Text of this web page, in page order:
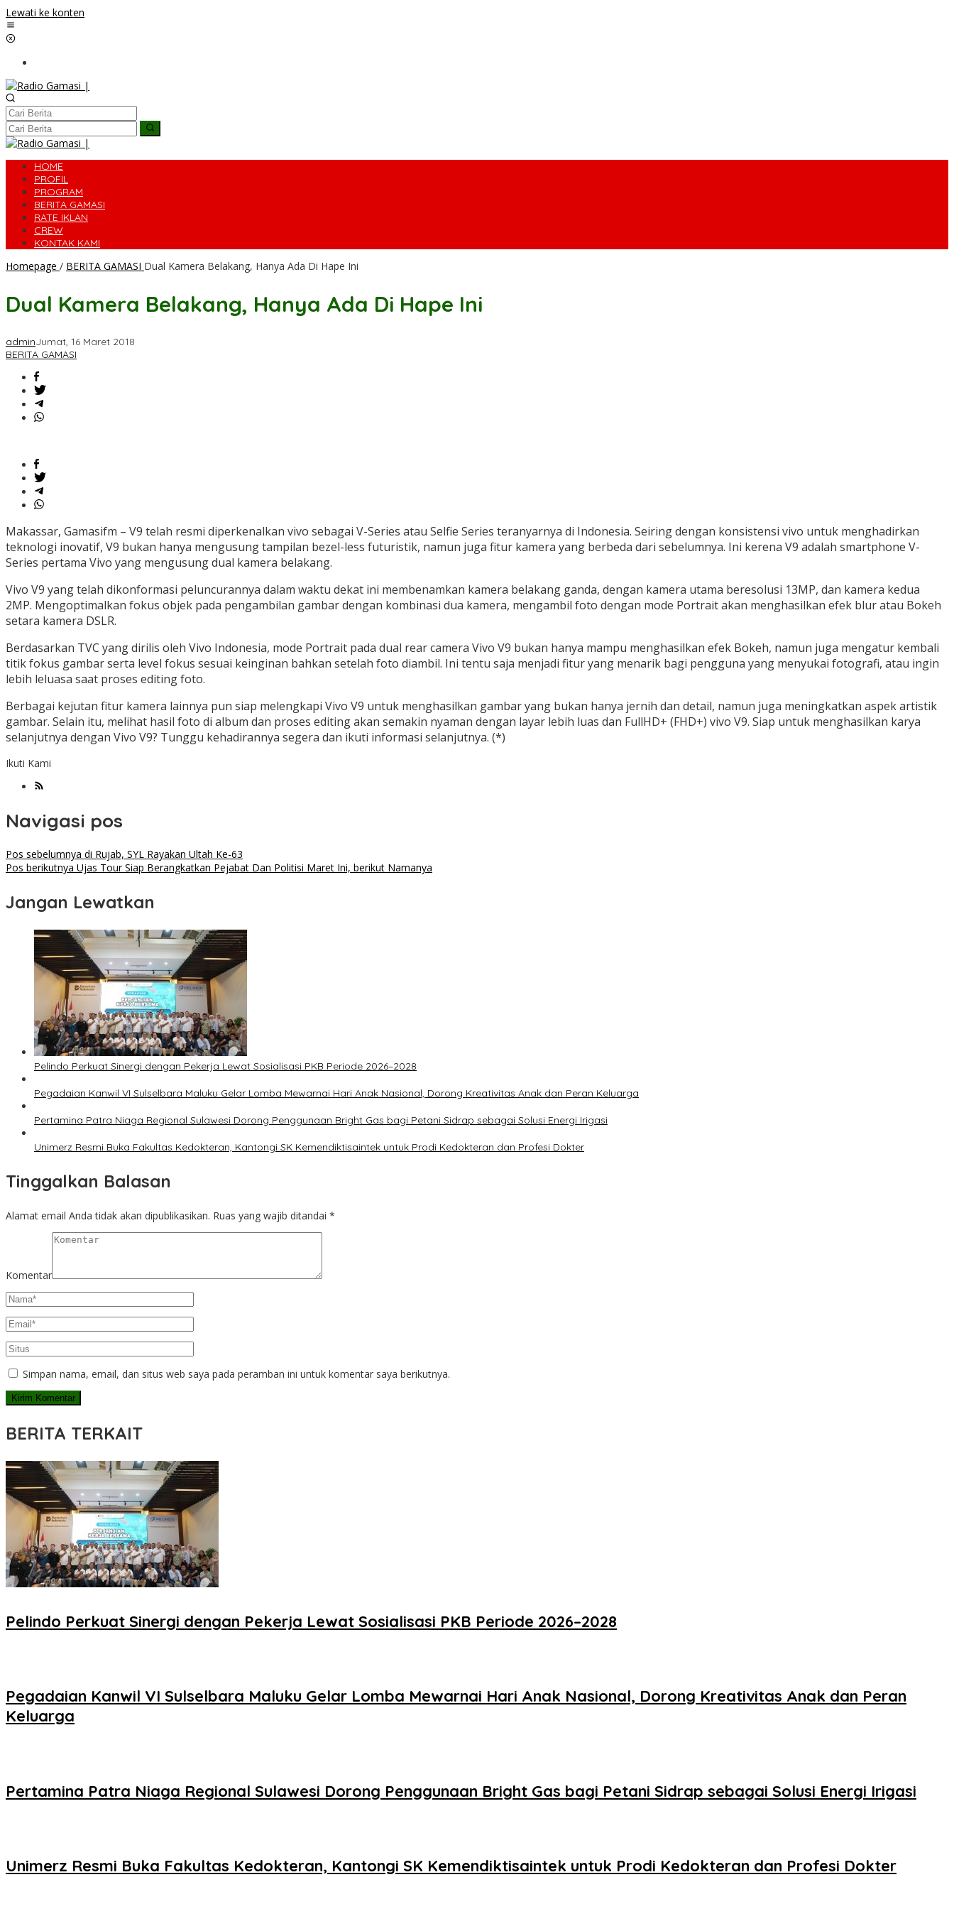
Lewati ke konten
HOME
PROFIL
PROGRAM
BERITA GAMASI
RATE IKLAN
CREW
KONTAK KAMI
Homepage / BERITA GAMASI Dual Kamera Belakang, Hanya Ada Di Hape Ini
Dual Kamera Belakang, Hanya Ada Di Hape Ini
adminJumat, 16 Maret 2018
BERITA GAMASI
Makassar, Gamasifm – V9 telah resmi diperkenalkan vivo sebagai V-Series atau Selfie Series teranyarnya di Indonesia. Seiring dengan konsistensi vivo untuk menghadirkan
teknologi inovatif, V9 bukan hanya mengusung tampilan bezel-less futuristik, namun juga fitur kamera yang berbeda dari sebelumnya. Ini kerena V9 adalah smartphone V-
Series pertama Vivo yang mengusung dual kamera belakang.
Vivo V9 yang telah dikonformasi peluncurannya dalam waktu dekat ini membenamkan kamera belakang ganda, dengan kamera utama beresolusi 13MP, dan kamera kedua
2MP. Mengoptimalkan fokus objek pada pengambilan gambar dengan kombinasi dua kamera, mengambil foto dengan mode Portrait akan menghasilkan efek blur atau Bokeh
setara kamera DSLR.
Berdasarkan TVC yang dirilis oleh Vivo Indonesia, mode Portrait pada dual rear camera Vivo V9 bukan hanya mampu menghasilkan efek Bokeh, namun juga mengatur kembali
titik fokus gambar serta level fokus sesuai keinginan bahkan setelah foto diambil. Ini tentu saja menjadi fitur yang menarik bagi pengguna yang menyukai fotografi, atau ingin
lebih leluasa saat proses editing foto.
Berbagai kejutan fitur kamera lainnya pun siap melengkapi Vivo V9 untuk menghasilkan gambar yang bukan hanya jernih dan detail, namun juga meningkatkan aspek artistik
gambar. Selain itu, melihat hasil foto di album dan proses editing akan semakin nyaman dengan layar lebih luas dan FullHD+ (FHD+) vivo V9. Siap untuk menghasilkan karya
selanjutnya dengan Vivo V9? Tunggu kehadirannya segera dan ikuti informasi selanjutnya. (*)
Ikuti Kami
Navigasi pos
Pos sebelumnya di Rujab, SYL Rayakan Ultah Ke-63
Pos berikutnya Ujas Tour Siap Berangkatkan Pejabat Dan Politisi Maret Ini, berikut Namanya
Jangan Lewatkan
Pelindo Perkuat Sinergi dengan Pekerja Lewat Sosialisasi PKB Periode 2026–2028
Pegadaian Kanwil VI Sulselbara Maluku Gelar Lomba Mewarnai Hari Anak Nasional, Dorong Kreativitas Anak dan Peran Keluarga
Pertamina Patra Niaga Regional Sulawesi Dorong Penggunaan Bright Gas bagi Petani Sidrap sebagai Solusi Energi Irigasi
Unimerz Resmi Buka Fakultas Kedokteran, Kantongi SK Kemendiktisaintek untuk Prodi Kedokteran dan Profesi Dokter
Tinggalkan Balasan
Alamat email Anda tidak akan dipublikasikan. Ruas yang wajib ditandai *
Komentar
Simpan nama, email, dan situs web saya pada peramban ini untuk komentar saya berikutnya.
BERITA TERKAIT
Pelindo Perkuat Sinergi dengan Pekerja Lewat Sosialisasi PKB Periode 2026–2028
Pegadaian Kanwil VI Sulselbara Maluku Gelar Lomba Mewarnai Hari Anak Nasional, Dorong Kreativitas Anak dan Peran
Keluarga
Pertamina Patra Niaga Regional Sulawesi Dorong Penggunaan Bright Gas bagi Petani Sidrap sebagai Solusi Energi Irigasi
Unimerz Resmi Buka Fakultas Kedokteran, Kantongi SK Kemendiktisaintek untuk Prodi Kedokteran dan Profesi Dokter